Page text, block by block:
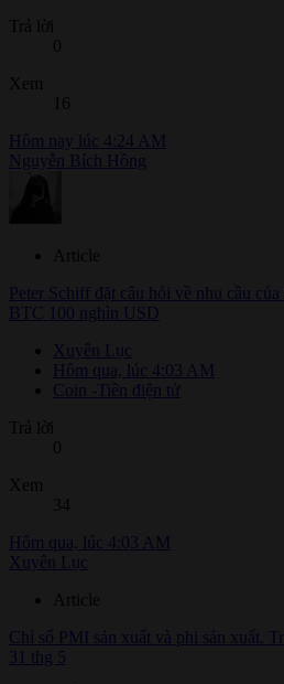
Trả lời
0
Xem
16
Hôm nay lúc 4:24 AM
Nguyễn Bích Hồng
Article
Peter Schiff đặt câu hỏi về nhu cầu
BTC 100 nghìn USD
Xuyên Lục
Hôm qua, lúc 4:03 AM
Coin -Tiền điện tử
Trả lời
0
Xem
34
Hôm qua, lúc 4:03 AM
Xuyên Lục
Article
Chỉ số PMI sản xuất và phi sản xuất.
31 thg 5